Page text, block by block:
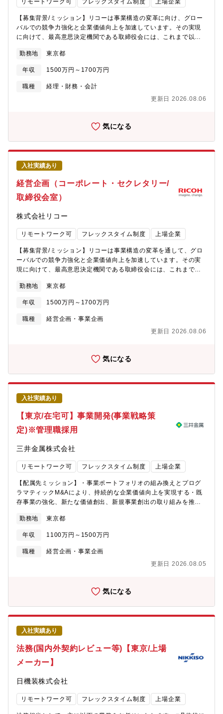
法務のエキスパートとして、コーポレート・セクレタリー機能全
当いただきます。・株主総会・取締役会・諮問委員会等の会議体
運営における法務支援・会社法、金融商品取引法、上場規則等に
基づく法定開示書類の企画・作成・管理・コーポレート・ガバナ
ンスや内部統制システムに関する企画・運用・株主対応（議決権
株式関連規程等の整備・運用【組織構成】・取締役会室：14名・
広い年代が在籍・男性：女性＝5：5・キャリア採用でご入社した
方も要職にて活躍中取締役会室は、役職や年次に関わらず意見を
根付いており、心理的安全性の高い環境です。ガバナンスという
受けており、ご自身のキャリア形成に有効なスキル・経験を積む
の運営に深く関与でき、法務の領域に留まらず経営視点・ガバナ
ンス視点を実務を通じて獲得できます。・取締役・社外役員・経
営陣に対して、直接法的助言を行う機会が多く、事業会社の法務
部門や弁護士事務所では携わることができないような、企業経営
のリアルな意思決定プロセスに携わることができるポジションで
す。・上場企業としての高度なガバナンス整備を、経営と共に推
進する経験は、キャリア価値が非常に高く、将来的なキャリアの
幅も広がります（法務部門・ガバナンス関連部門への展開も
可）。・取締役会室は少数精鋭の組織であり、一人ひとりの裁
量・貢献度が大きい環境です。・ご自身でタイムマネジメントを
入社後のキャリアパス＞・入社後は、取締役会室の法務エキスパ
す。・将来的には、組織マネージャー、社内の法務部門など関連
部門への人事異動も検討される範囲です。＜働き方について＞準
が、11月～1月を中心に閑散期となり、年間を通じて繁閑のメリハ
リモートワーク可 フレックスタイム制度 上場企業
【募集背景/ミッション】リコーは事業構造の変革に向け、グロー
バルでの競争力強化と企業価値向上を加速しています。その実現
に向けて、最高意思決定機関である取締役会には、これまで以上
います。このような状況を踏まえ、リコーでは2026年4月より、
取締役会室を所管する担当役員としてガバナンス全般に責任を負
うコーポレート・セクレタリーを新設するなど、株主を始めとす
るステークホルダーからの意見を経営に反映する機能の強化を進
イナンス（会計・財務、企業価値算定、事業評価、収益分析な
準、ファイナンス理論などの高い専門性を活かし、経営の高度化
と企業価値の最大化に直結する経営体制・ガバナンス体制を共に
創り上げる意欲ある方をお迎えしたいと考えています。＜部署の
業務内容＞資本市場におけるコーポレート・ガバナンスの継続的
な高度化が求められており、以下を主とした職務としますが、業
務範囲はコーポレート・セクレタリー機能全般の範囲になりま
す。・企業価値向上に資するコーポレート・ガバナンスの推進・
株主・投資家の要望を反映した取締役会の企画・運営・企業価値
向上に向けた取締役会の取り組みの支援・資本市場と取締役会の
督支援・執行との連携による重要経営課題への対応・IR/SR部門と
の連携、適切な情報開示＜関連URL＞・リコーのコーポレートガ
バナンスhttps://jp.ricoh.com/governance/governance【職務内
の実現のためコーポレート・セクレタリー機能として推進いただ
きます。・ファイナンスの専門性および投資家視点から、取締役
会室の機能全般に関わり、企業価値向上の成果につなげてい
く。・コーポレートセクレタリーの支援を主導し、コーポレー
株主をはじめとしたステークホルダーの期待や懸念を的確に反映
につながる監督機能の高度化を図る。＜アピールポイント＞・当
社はガバナンス、特にCEOの選解任などで、資本市場において高
締役会）の審議に直結する、資本政策やM&A等の経営の根幹に関
する経験は、プロフェッショナルとしての市場価値を飛躍的に高
門性に基づく裁量と貢献度が大きく、経営のリアルな意思決定プ
ロセスを間近で体感できる環境です。・ご自身でタイムマネジメ
ントを行いながらフレキシブルに働くことができる環境がありま
す。＜入社後のキャリアパス＞・入社後は、取締役会室のファイ
ナンスエキスパートとして、評価・分析の実務全般をリードして
いただきます。・将来的には、組織マネージャー、ファイナンス
の専門家として、社内の経営企画や経理・財務、投資関連等への
異動も検討される範囲です。＜働き方について＞準備期間を含め
株主総会の時期（3～5月頃）は繁忙期となりますが、11月～1月
を中心に閑散期となり、年間を通じて繁閑のメリハリがある環境
部：3名・30才台後半から50才台を中心に幅広い年代が在籍・男
勤務地 東京都
年収 1500万円～1700万円
職種
経理・財務・会計
更新日 2026.08.06
気になる
入社実績あり
経営企画（コーポレート・セクレタリー/
取締役会室）
株式会社リコー
リモートワーク可 フレックスタイム制度 上場企業
【募集背景/ミッション】リコーは事業構造の変革を通して、グロ
ーバルでの競争力強化と企業価値向上を加速しています。その実
現に向けて、最高意思決定機関である取締役会には、これまで以
ています。このような状況を踏まえ、リコーでは2026年4月よ
り、取締役会室を所管する担当役員としてガバナンス全般に責任
を負うコーポレート・セクレタリーを新設するなど、株主を始め
とするステークホルダーからの意見を経営に反映する機能の強化
方向性・基本方針の決定などにおいて、その中核を担う経営企画
門職を増強するものです。企業経営や経営戦略などに関する高い
専門性を活かし、経営の高度化と企業価値の最大化に直結するガ
バナンス体制を共に創り上げる意欲ある方をお迎えしたいと考え
ています。＜部署の業務内容＞資本市場におけるコーポレート・
ガバナンスの継続的な高度化が求められており、以下を主とした
職務としますが、業務範囲はコーポレート・セクレタリー機能全
般となります。・企業価値向上に資する取締役会による取り組み
の支援・企業価値向上に資するコーポレート・ガバナンスの推
進・経営戦略の評価・および監督の支援・株主・投資家の要望を
題への対応＜関連URL＞・リコーのコーポレートガバナンス
https://jp.ricoh.com/governance/governance【職務内容】経営
企画分野のエキスパートとして、以下の実現のためコーポレー
画の専門性に基づき、取締役会室の機能全般に関わり、企業価値
向上の成果につなげていく。・コーポレートセクレタリーの支援
を主導し、コーポレート・セクレタリー機能および取締役会室機
能の高度化を図る。・株主をはじめとしたステークホルダーの期
ていく。・経営力強化につながる監督機能の高度化を図る。＜ア
で、資本市場において高い評価を受けており、ご自身のキャリア
形成に有効なスキル・経験を積むことができる役割・職場で
評価・提案できる非常にやりがいの大きいポジションです。・自
す。・取締役会室は少数精鋭の組織であり、一人ひとりの専門性
スを間近で体感できる環境です。・事業会社の経営企画部門では
携わることができないような、トップ企業を経験した社外取締役
と直接コミュニケーションをとりながら取締役会のサポートがで
きるポジションです。・ご自身でタイムマネジメントを行いなが
らフレキシブルに働くことができる環境があります。＜入社後の
キャリアパス＞・入社後は、取締役会室の経営企画分野エキスパ
ートとして、評価・分析の実務全般をリードしていただきま
勤務地 東京都
年収 1500万円～1700万円
職種
経営企画・事業企画
更新日 2026.08.06
気になる
入社実績あり
【東京/在宅可】事業開発(事業戦略策
定)※管理職採用
三井金属株式会社
リモートワーク可 フレックスタイム制度 上場企業
【配属先ミッション】・事業ポートフォリオの組み換えとプログ
ラマティックM&Aにより、持続的な企業価値向上を実現する・既
存事業の強化、新たな価値創出、新規事業創出の取り組みを推進
などを企画・提案・実行する【職務内容】＜事業開発室とは＞
2022年に本社経営企画部直轄の戦略組織として新設され、新規事
業創出やバイサイドM&Aを通じて成長戦略を継続的に創出し、企
業価値の持続的向上を担う中核部門です。2025年度中期経営計画
す。＜募集の背景＞ 現在事業開発室では企業価値向上に向けて
心に据え推進しております。具体的には、既存事業のケイパビリ
ティを活用した新規事業戦略策定/遂行、市場アプローチによる新
規事業機会創出、M&AディールとPMI実行、それぞれを早急に進
める必要があると考え今回の募集に至りました。＜主な業務内容
＞・国内外の業界トレンドや提携可能企業の情報を収集・分析
し、事業機会を探索・既存事業に対して、各種調査フレームワー
クを活用した事業戦略の立案・提案・市場成長性、自社の強み、
競合状況を踏まえた事業候補のロングリスト／ショートリストの
作成・M&Aの起案、実行、PMIグローバルな視点で業界動向を分
う、企業成長の中核を担うポジションです。市場分析と戦略立案
を行い、成長領域の特定から事業戦略策定、M&A推進・PMIまで
を統合的にリードしていただきます。＜その他＞・当社の事業の
勤務地 東京都
年収 1100万円～1500万円
職種
経営企画・事業企画
更新日 2026.08.05
気になる
入社実績あり
法務(国内外契約レビュー等)【東京/上場
メーカー】
日機装株式会社
リモートワーク可 フレックスタイム制度 上場企業